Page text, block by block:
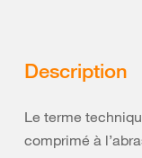
Description
Le terme
comprimé à